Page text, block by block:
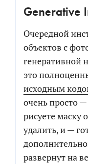
Generative
Очередной
объектов с
генеративной
это
исходным
очень просто
рисуете маску
удалить, и —
развернут на